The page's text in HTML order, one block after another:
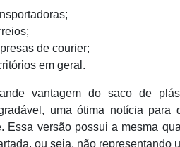
de courier;
em geral.
vantagem do saco de
uma ótima notícia
Essa versão possui a mesma
ou seja, não representando